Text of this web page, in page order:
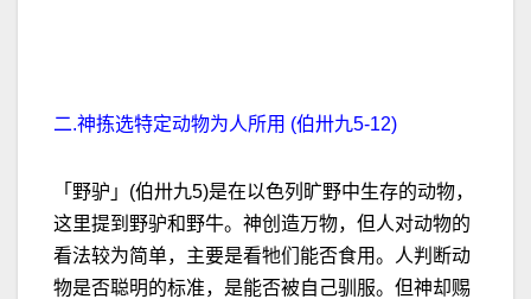
二.神拣选特定动物为人所用 (伯卅九5-12)
「野驴」(伯卅九5)是在以色列旷野中生存的动物，
这里提到野驴和野牛。神创造万物，但人对动物的
看法较为简单，主要是看牠们能否食用。人判断动
物是否聪明的标准，是能否被自己驯服。但神却赐